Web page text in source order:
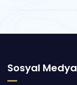
Sosyal Medya